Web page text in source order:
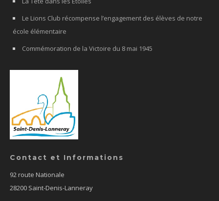
Le Lions Club récompense l’engagement des élèves de notre
école élémentaire
Commémoration de la Victoire du 8 mai 1945
Contact et Informations
92 route Nationale
28200 Saint-Denis-Lanneray